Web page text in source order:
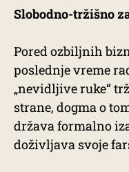
Slobodno-tržišno
Pored ozbiljnih
poslednje vreme
„nevidljive ruke“
strane, dogma o
država formalno
doživljava svoje